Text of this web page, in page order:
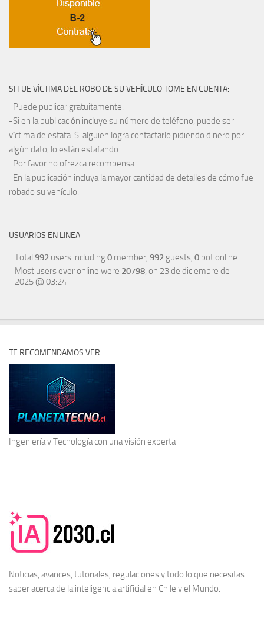
SI FUE VÍCTIMA DEL ROBO DE SU VEHÍCULO TOME EN CUENTA:
-Puede publicar gratuitamente.
-Si en la publicación incluye su número de teléfono, puede ser
víctima de estafa. Si alguien logra contactarlo pidiendo dinero por
algún dato, lo están estafando.
-Por favor no ofrezca recompensa.
-En la publicación incluya la mayor cantidad de detalles de cómo fue
robado su vehículo.
USUARIOS EN LINEA
Total 992 users including0 member, 992 guests, 0 bot online
Most users ever online were 20798, on 23 de diciembre de
2025 @ 03:24
TE RECOMENDAMOS VER:
Ingeniería y Tecnologíacon una visión experta
–
Noticias, avances, tutoriales, regulaciones y todo lo que necesitas
saber acerca de lainteligencia artificial en Chile y el Mundo.